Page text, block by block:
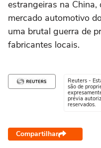
estrangeiras na
mercado automotivo
uma brutal guerra de
fabricantes locais.
Reuters -
são de
prévia
reservados.
Compartilhar